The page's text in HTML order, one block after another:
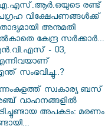
രണ്ട്
വിക്ഷേപണങ്ങൾക്ക്
അനുമതി
കേന്ദ്ര സർക്കാർ...
- 03,
സംഭവിച്ചു..?
സ്വകാര്യ ബസ്
വാഹനങ്ങളിൽ
അപകടം: മരണം